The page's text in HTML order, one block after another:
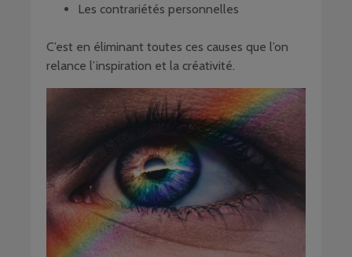
Les contrariétés personnelles
C’est en éliminant toutes ces causes que l’on
relance l’inspiration et la créativité.